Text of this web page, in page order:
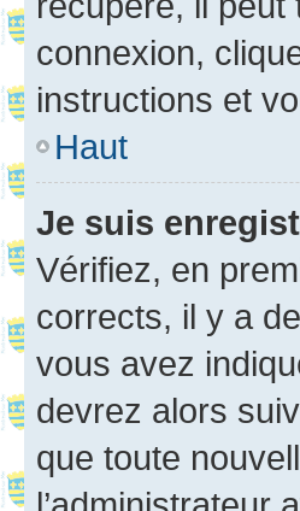
connexion,
instructions et
Haut
Je suis
Vérifiez, en
corrects, il y a
vous avez
devrez alors
que toute